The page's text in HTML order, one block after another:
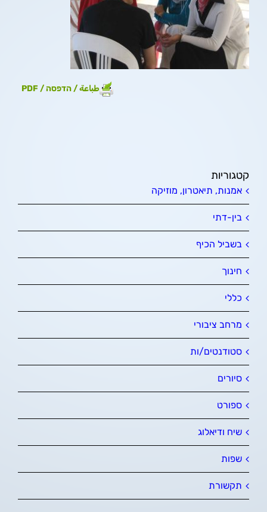
طباعة / הדפסה / PDF
קטגוריות
אמנות, תיאטרון, מוזיקה
בין-דתי
בשביל הכיף
חינוך
כללי
מרחב ציבורי
סטודנטים/ות
סיורים
ספורט
שיח ודיאלוג
שפות
תקשורת